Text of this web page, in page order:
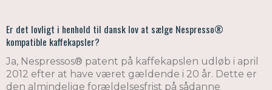
Er det lovligt i henhold til dansk lov at sælge Nespresso®
kompatible kaffekapsler?
Ja, Nespressos® patent på kaffekapslen udløb i april
2012 efter at have været gældende i 20 år. Dette er
den almindelige forældelsesfrist på sådanne